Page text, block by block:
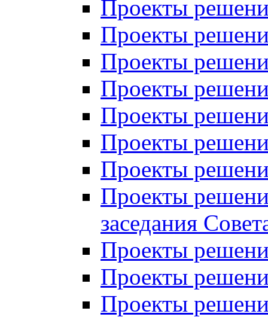
Проекты
Проекты
Проекты
Проекты
Проекты
Проекты
Проекты
Проекты
заседания
Проекты
Проекты
Проекты